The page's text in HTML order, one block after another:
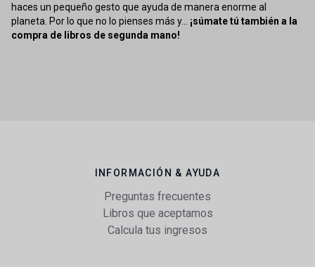
haces un pequeño gesto que ayuda de manera enorme al
planeta. Por lo que no lo pienses más y... ¡súmate tú también a la
compra de libros de segunda mano!
INFORMACIÓN & AYUDA
Preguntas frecuentes
Libros que aceptamos
Calcula tus ingresos